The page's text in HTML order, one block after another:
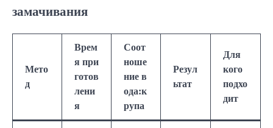
замачивания
Мето
д
Врем
я при
готов
лени
я
Соот
ноше
ние в
ода:к
рупа
Резул
ьтат
Для
кого
подхо
дит